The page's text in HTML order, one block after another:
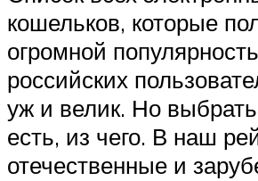
кошельков, которые
огромной
российских
уж и велик. Но
есть, из чего. В наш
отечественные и